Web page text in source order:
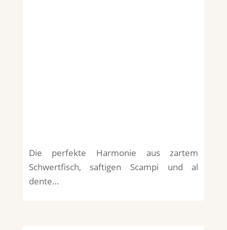
Die perfekte Harmonie aus zartem
Schwertfisch, saftigen Scampi und al
dente…